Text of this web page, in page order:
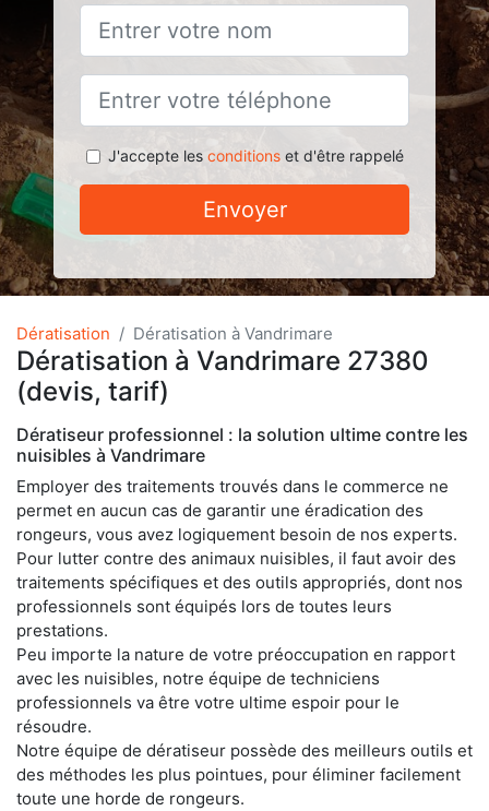
J'accepte les conditionset d'être rappelé
Envoyer
Dératisation Dératisation à Vandrimare
Dératisation à Vandrimare 27380
(devis, tarif)
Dératiseur professionnel : la solution ultime contre les
nuisibles à Vandrimare
Employer des traitements trouvés dans le commerce ne
permet en aucun cas de garantir une éradication des
rongeurs, vous avez logiquement besoin de nos experts.
Pour lutter contre des animaux nuisibles, il faut avoir des
traitements spécifiques et des outils appropriés, dont nos
professionnels sont équipés lors de toutes leurs
prestations.
Peu importe la nature de votre préoccupation en rapport
avec les nuisibles, notre équipe de techniciens
professionnels va être votre ultime espoir pour le
résoudre.
Notre équipe de dératiseur possède des meilleurs outils et
des méthodes les plus pointues, pour éliminer facilement
toute une horde de rongeurs.